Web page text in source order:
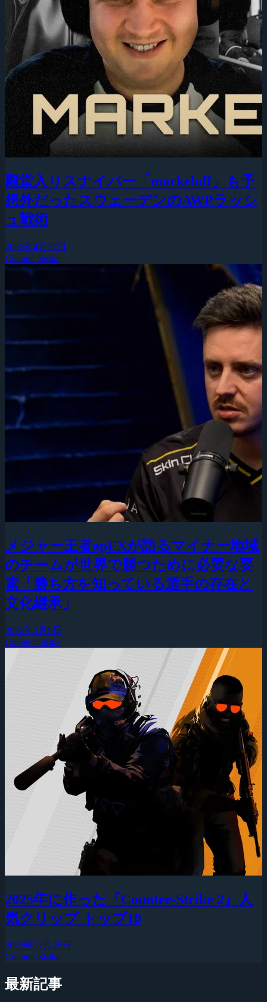
殿堂入りスナイパー「markeloff」も予
想外だったスウェーデンのAWPラッシ
ュ戦術
2026年4月27日
Counter-Strike
メジャー王者apEXが語るマイナー地域
のチームが世界で勝つために必要な要
素「勝ち方を知っている選手の存在と
文化継承」
2026年2月5日
Counter-Strike
2025年に作った『Counter-Strike 2』人
気クリップ トップ10
2025年12月28日
Counter-Strike
最新記事